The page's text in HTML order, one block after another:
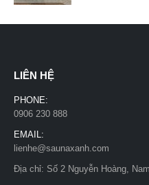
LIÊN HỆ
PHONE:
0906 230 888
EMAIL:
lienhe@saunaxanh.com
Địa chỉ: Số 2 Nguyễn Hoàng,